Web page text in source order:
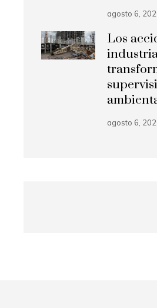
agosto 6,
Los
agosto 6,